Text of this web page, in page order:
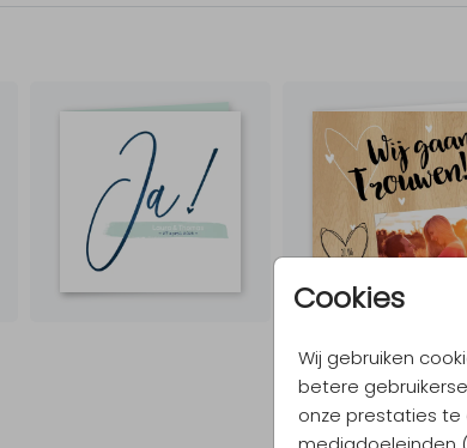
Cookies
Wij gebruiken
betere
onze prestaties te